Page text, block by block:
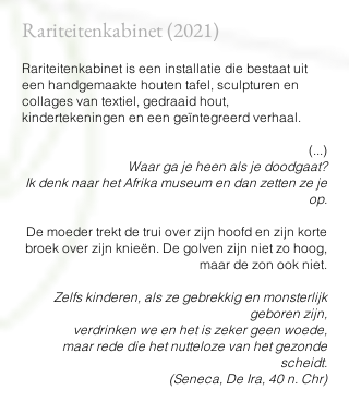
Rariteitenkabinet (2021)
Rariteitenkabinet is een installatie die bestaat uit
een handgemaakte houten tafel, sculpturen en
collages van textiel, gedraaid hout,
kindertekeningen en een geïntegreerd verhaal.
(...)
Waar ga je heen als je doodgaat?
Ik denk naar het Afrika museum en dan zetten ze je
op.
De moeder trekt de trui over zijn hoofd en zijn korte
broek over zijn knieën. De golven zijn niet zo hoog,
maar de zon ook niet.
Zelfs kinderen, als ze gebrekkig en monsterlijk
geboren zijn,
verdrinken we en het is zeker geen woede,
maar rede die het nutteloze van het gezonde
scheidt.
(Seneca, De Ira, 40 n. Chr)